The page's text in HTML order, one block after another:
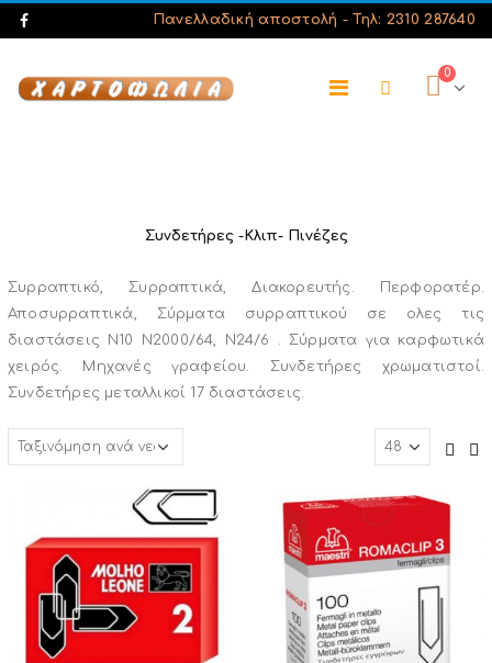
Πανελλαδική αποστολή - Τηλ: 2310 287640
0
Συνδετήρες -Κλιπ- Πινέζες
Συρραπτικό, Συρραπτικά, Διακορευτής. Περφορατέρ.
Αποσυρραπτικά, Σύρματα συρραπτικού σε ολες τις
διαστάσεις Ν10 Ν2000/64, Ν24/6 . Σύρματα για καρφωτικά
χειρός. Μηχανές γραφείου. Συνδετήρες χρωματιστοί.
Συνδετήρες μεταλλικοί 17 διαστάσεις.